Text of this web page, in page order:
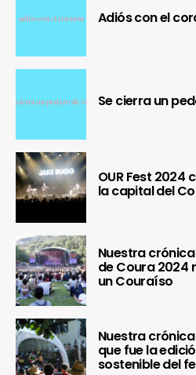
Adiós con el
Se cierra un
OUR Fest 2024
la capital del
Nuestra
de Coura 2024
un Couraíso
Nuestra
que fue la
sostenible del